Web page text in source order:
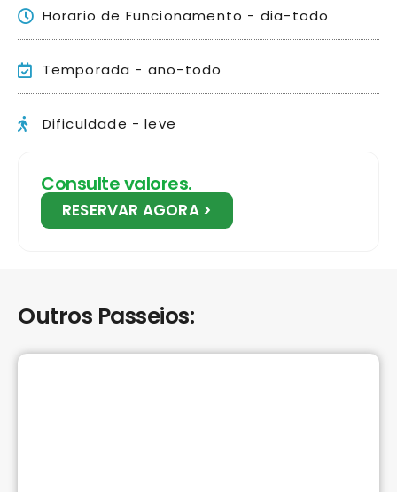
Horario de Funcionamento - dia-todo
Temporada - ano-todo
Dificuldade - leve
Consulte valores.
RESERVAR AGORA >
Outros Passeios: